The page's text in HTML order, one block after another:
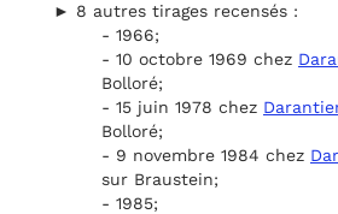
► 8 autres tirages recensés :
- 1966;
- 10 octobre 1969 chez
Bolloré;
- 15 juin 1978 chez
Bolloré;
- 9 novembre 1984 chez
sur Braustein;
- 1985;